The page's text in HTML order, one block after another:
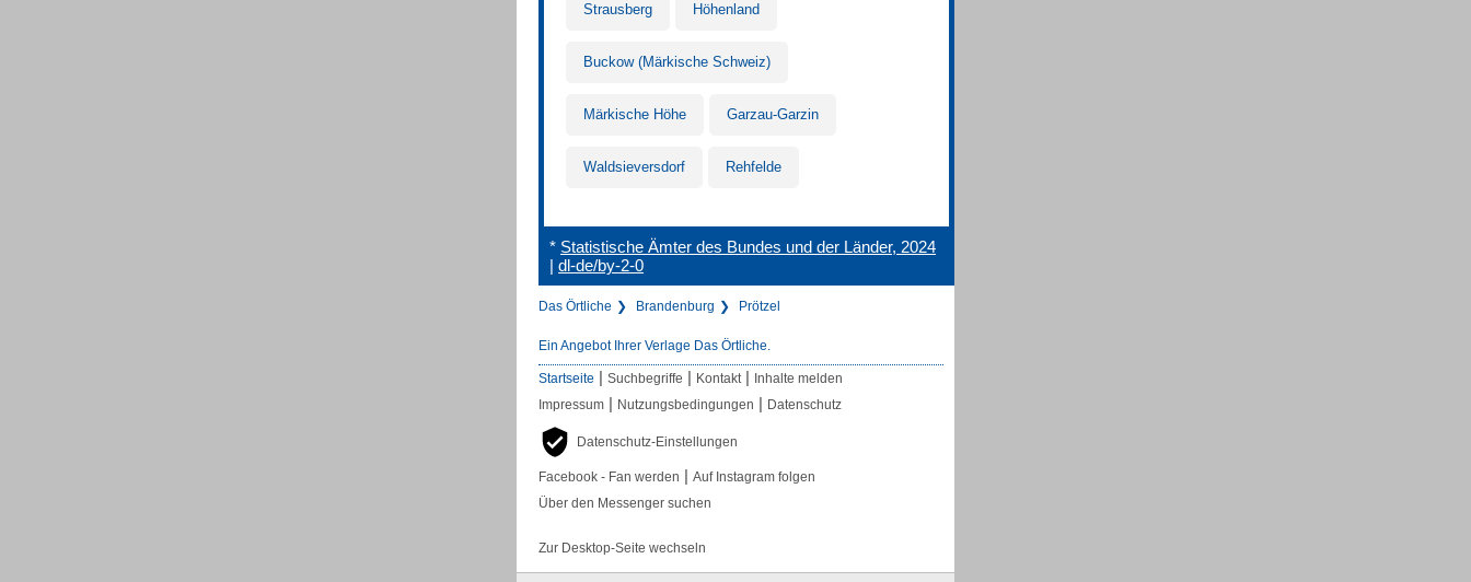
Strausberg Höhenland
Buckow (Märkische Schweiz)
Märkische Höhe Garzau-Garzin
Waldsieversdorf Rehfelde
* Statistische Ämter des Bundes und der Länder, 2024
| dl-de/by-2-0
Das Örtliche Brandenburg Prötzel
Ein Angebot Ihrer Verlage Das Örtliche.
Startseite | Suchbegriffe | Kontakt | Inhalte melden
Impressum | Nutzungsbedingungen | Datenschutz
Datenschutz-Einstellungen
Facebook - Fan werden | Auf Instagram folgen
Über den Messenger suchen
Zur Desktop-Seite wechseln